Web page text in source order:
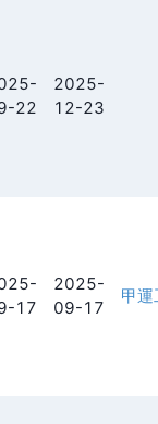
22
2025-
12-23
17
2025-
09-17
甲